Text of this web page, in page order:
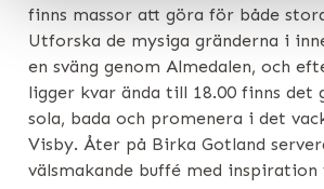
finns massor att göra för både
Utforska de mysiga gränderna i
en sväng genom Almedalen, och
ligger kvar ända till 18.00 finns
sola, bada och promenera i det
Visby. Åter på Birka Gotland
välsmakande buffé med inspiration